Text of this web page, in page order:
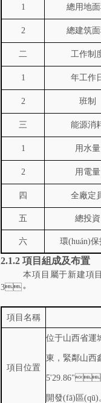
1 總用地
2 總建筑
二 工作制
1 年工作
2 班制
三 能源消
1 用水量
2 用電量
四 全廠定
五 總投資
六 環(huán)
2.1.2 項目組成及布置
本項目屬于新建項
3。
項目名稱
項目位置
位于山西省運
東，緊鄰山
5'29.86"
開發(fā)區(qū)